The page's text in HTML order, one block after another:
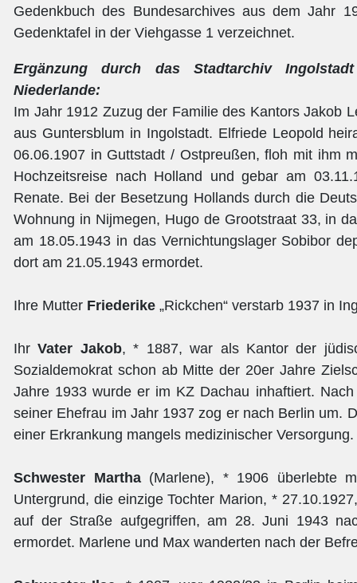
Gedenkbuch des Bundesarchives aus dem Jahr
Gedenktafel in der Viehgasse 1 verzeichnet.
Ergänzung durch das Stadtarchiv
Niederlande:
Im Jahr 1912 Zuzug der Familie des Kantors Jakob
aus Guntersblum in Ingolstadt. Elfriede Leopold
06.06.1907 in Guttstadt / Ostpreußen, floh mit ihm
Hochzeitsreise nach Holland und gebar am
Renate. Bei der Besetzung Hollands durch die
Wohnung in Nijmegen, Hugo de Grootstraat 33, in
am 18.05.1943 in das Vernichtungslager Sobibor
dort am 21.05.1943 ermordet.
Ihre Mutter Friederike „Rickchen“ verstarb 1937 in
IhrVater Jakob, * 1887, war als Kantor der
Sozialdemokrat schon ab Mitte der 20er Jahre
Jahre 1933 wurde er im KZ Dachau inhaftiert.
seiner Ehefrau im Jahr 1937 zog er nach Berlin um.
einer Erkrankung mangels medizinischer Versorgung.
Schwester Martha(Marlene), * 1906 überlebte
Untergrund, die einzige Tochter Marion, *
auf der Straße aufgegriffen, am 28. Juni 1943
ermordet. Marlene und Max wanderten nach der